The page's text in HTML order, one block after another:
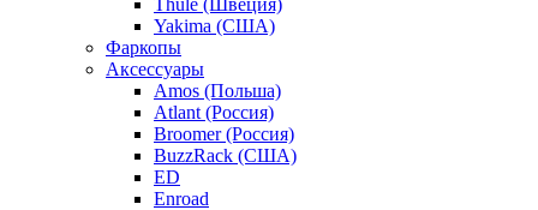
Thule (Швеция)
Yakima (США)
Фаркопы
Аксессуары
Amos (Польша)
Atlant (Россия)
Broomer (Россия)
BuzzRack (США)
ED
Enroad